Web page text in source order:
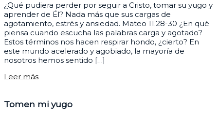
¿Qué pudiera perder por seguir a Cristo, tomar su yugo y
aprender de Él? Nada más que sus cargas de
agotamiento, estrés y ansiedad. Mateo 11.28-30 ¿En qué
piensa cuando escucha las palabras carga y agotado?
Estos términos nos hacen respirar hondo, ¿cierto? En
este mundo acelerado y agobiado, la mayoría de
nosotros hemos sentido […]
Leer más
Tomen mi yugo